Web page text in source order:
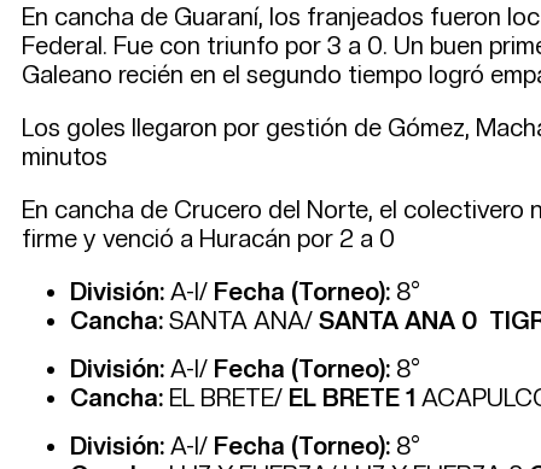
En cancha de Guaraní, los franjeados fueron
Federal. Fue con triunfo por 3 a 0. Un buen
Galeano recién en el segundo tiempo logró
Los goles llegaron por gestión de Gómez,
minutos
En cancha de Crucero del Norte, el colectivero
firme y venció a Huracán por 2 a 0
División: A-I/ Fecha (Torneo): 8°
Cancha: SANTA ANA/ SANTA ANA 0
División: A-I/ Fecha (Torneo): 8°
Cancha: EL BRETE/ EL BRETE 1
División: A-I/ Fecha (Torneo): 8°